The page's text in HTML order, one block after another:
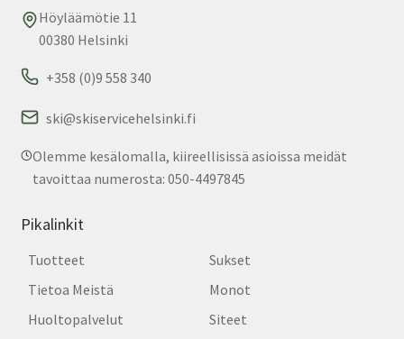
Höyläämötie 11
00380 Helsinki
+358 (0)9 558 340
ski@skiservicehelsinki.fi
Olemme kesälomalla, kiireellisissä asioissa meidät
tavoittaa numerosta: 050-4497845
Pikalinkit
Tuotteet
Tietoa Meistä
Huoltopalvelut
Sukset
Monot
Siteet